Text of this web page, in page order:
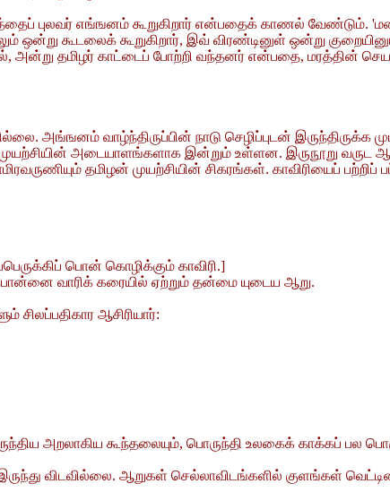
புலவர் எங்ஙனம் கூறுகிறார் என்பதைக் காணல் வேண்டும்.
ஒன்று கூடலைக் கூறுகிறார், இவ் விரண்டினுள் ஒன்று
தமிழர் காட்டைப் போற்றி வந்தனர் என்பதை, மரத்தின்
அங்ஙனம் வாழ்ந்திருப்பின் நாடு செழிப்புடன்
அடையாளங்களாக இன்றும் உள்ளன. இருநூறு வருட
தமிழன் முயற்சியின் சிகரங்கள். காவிரியைப் பற்றிப்
பொன் கொழிக்கும் காவிரி.]
வாரிக் கரையில் ஏற்றும் தன்மை யுடைய ஆறு.
ஆசிரியார்:
அறலாகிய கூந்தலையும், பொருந்தி உலகைக் காக்கப்
விடவில்லை. ஆறுகள் செல்லாவிடங்களில் குளங்கள்